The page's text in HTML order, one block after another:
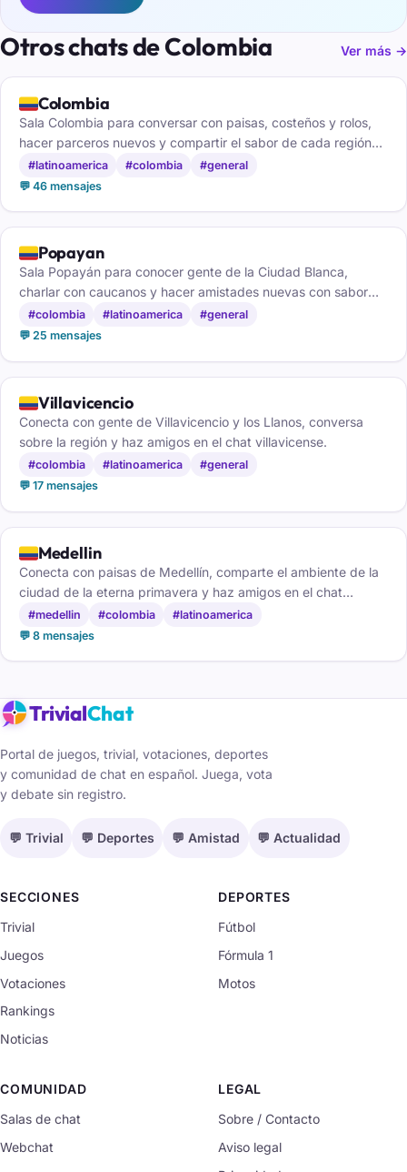
Otros chats de Colombia Ver más →
🇨🇴Colombia
Sala Colombia para conversar con paisas, costeños y rolos,
hacer parceros nuevos y compartir el sabor de cada región
del país.
#latinoamerica #colombia
#general
💬 46 mensajes
🇨🇴Popayan
Sala Popayán para conocer gente de la Ciudad Blanca,
charlar con caucanos y hacer amistades nuevas con sabor
del sur de Colombia.
#colombia #latinoamerica
#general
💬 25 mensajes
🇨🇴Villavicencio
Conecta con gente de Villavicencio y los Llanos, conversa
sobre la región y haz amigos en el chat villavicense.
#colombia #latinoamerica
#general
💬 17 mensajes
🇨🇴Medellin
Conecta con paisas de Medellín, comparte el ambiente de la
ciudad de la eterna primavera y haz amigos en el chat
medellinense.
#medellin #colombia
#latinoamerica
💬 8 mensajes
TrivialChat
Portal de juegos, trivial, votaciones, deportes
y comunidad de chat en español. Juega, vota
y debate sin registro.
💬 Trivial 💬 Deportes 💬 Amistad 💬 Actualidad
SECCIONES
Trivial
Juegos
Votaciones
Rankings
Noticias
DEPORTES
Fútbol
Fórmula 1
Motos
COMUNIDAD
Salas de chat
Webchat
LEGAL
Sobre / Contacto
Aviso legal